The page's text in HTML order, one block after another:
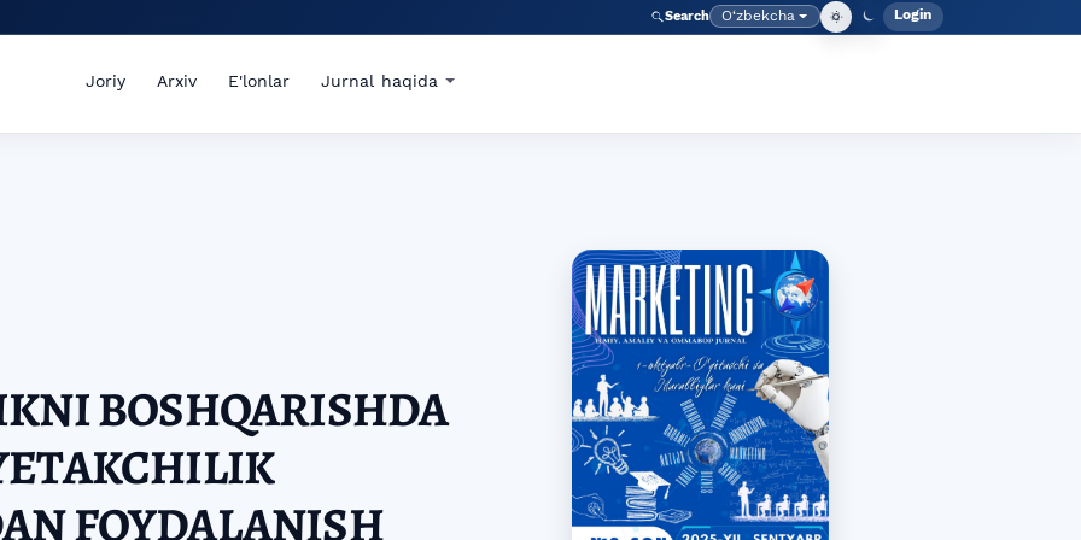
Search Language
O‘zbekcha Admin
Login
Joriy Arxiv E'lonlar Jurnal haqida
BOSHQARISHDA
FOYDALANISH